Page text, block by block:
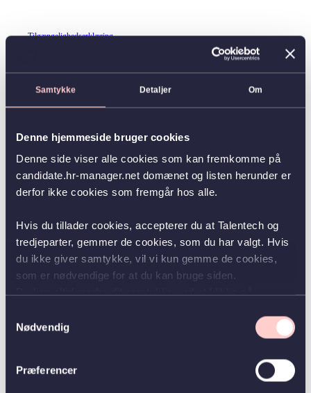
Samtykke Detaljer Om
Denne hjemmeside bruger cookies
Denne side viser alle cookies som kan fremkomme på
candidate.hr-manager.net domænet og listen herunder er
derfor ikke cookies som fremgår hos alle.
Hvis du tillader cookies, accepterer du at Talentech og
tredjeparter, gemmer de cookies, som du har valgt. Hvis
du ikke giver samtykke, vil vi kun gemme de cookies,
som er nødvendige for at du kan bruge siden.
Nødvendig
Præferencer
Tilgængelighedserklæring